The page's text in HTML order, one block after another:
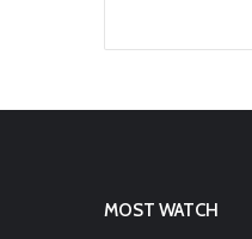
MOST WATCH